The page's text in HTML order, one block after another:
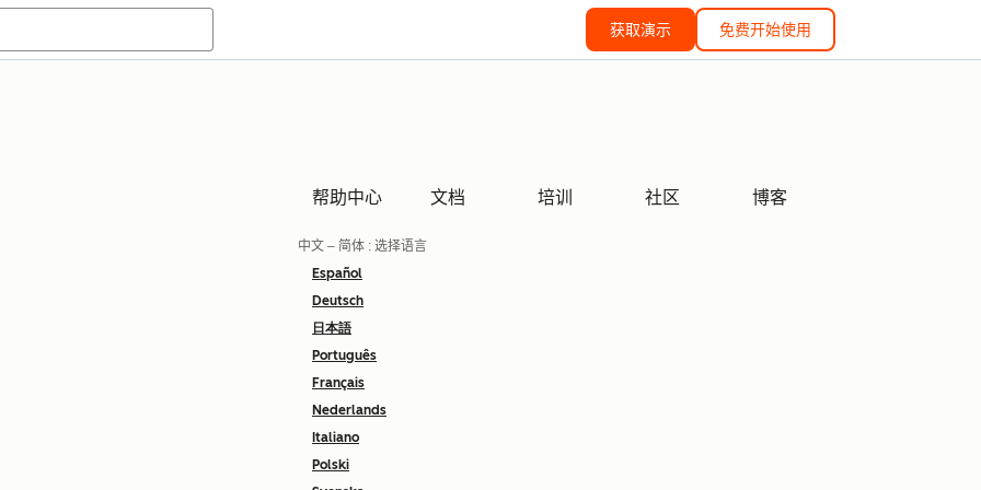
获取演示 免费开始使用
帮助中心 文档 培训 社区 博客
中文 – 简体 : 选择语言
Español
Deutsch
日本語
Português
Français
Nederlands
Italiano
Polski